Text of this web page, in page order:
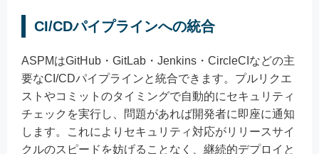
CI/CDパイプラインへの統合
ASPMはGitHub・GitLab・Jenkins・CircleCIなどの主
要なCI/CDパイプラインと統合できます。プルリクエ
ストやコミットのタイミングで自動的にセキュリティ
チェックを実行し、問題があれば開発者に即座に通知
します。これによりセキュリティ対応がリリースサイ
クルのスピードを妨げることなく、継続的デプロイと